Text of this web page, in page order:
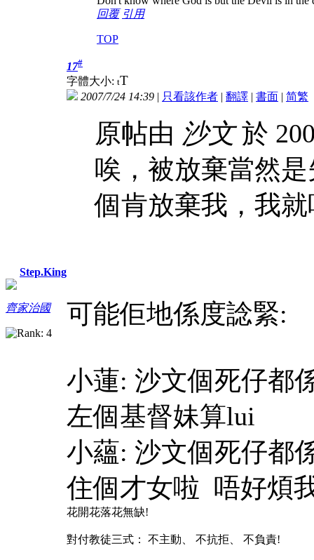
回覆 引用
TOP
Step.King
齊家治國
17#
字體大小: tT
2007/7/24 14:39 | 只看該作者 | 翻譯 | 書面 | 简繁
原帖由 沙文於
唉，被放棄當然
個肯放棄我，我
可能佢地係度諗緊:
小蓮: 沙文個死仔都
左個基督妹算lui
小蘊: 沙文個死仔都
住個才女啦 唔好煩
花開花落花無缺!
對付教徒三式： 不主動、 不抗拒、 不負責!